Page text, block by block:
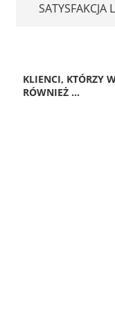
KLIENCI, KTÓRZY
RÓWNIEŻ ...